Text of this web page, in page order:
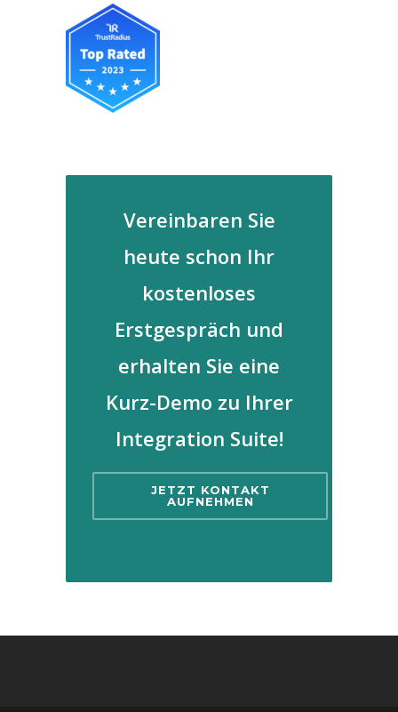
Vereinbaren Sie
heute schon Ihr
kostenloses
Erstgespräch und
erhalten Sie eine
Kurz-Demo zu Ihrer
Integration Suite!
JETZT KONTAKT
AUFNEHMEN